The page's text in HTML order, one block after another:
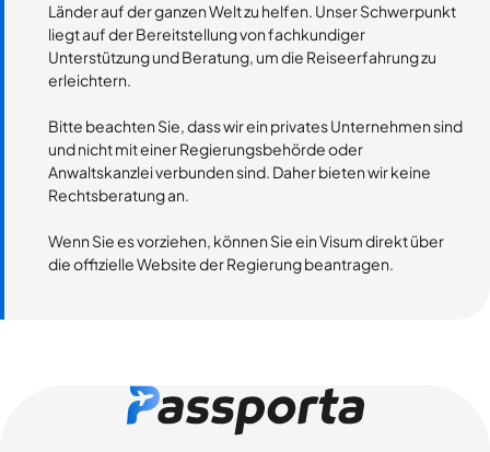
Länder auf der ganzen Welt zu helfen. Unser Schwerpunkt
liegt auf der Bereitstellung von fachkundiger
Unterstützung und Beratung, um die Reiseerfahrung zu
erleichtern.
Bitte beachten Sie, dass wir ein privates Unternehmen sind
und nicht mit einer Regierungsbehörde oder
Anwaltskanzlei verbunden sind. Daher bieten wir keine
Rechtsberatung an.
Wenn Sie es vorziehen, können Sie ein Visum direkt über
die offizielle Website der Regierung beantragen.